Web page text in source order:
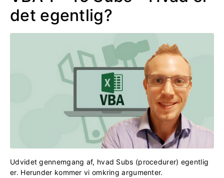
det egentlig?
Udvidet gennemgang af, hvad Subs (procedurer) egentlig
er. Herunder kommer vi omkring argumenter.